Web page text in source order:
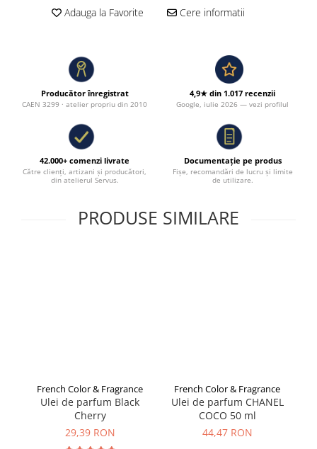
Adauga la Favorite Cere informatii
Producător înregistrat
CAEN 3299 · atelier propriu din 2010
4,9★ din 1.017 recenzii
Google, iulie 2026 — vezi profilul
42.000+ comenzi livrate
Către clienți, artizani și producători,
din atelierul Servus.
Documentație pe produs
Fișe, recomandări de lucru și limite
de utilizare.
PRODUSE SIMILARE
French Color & Fragrance
Ulei de parfum Black
Cherry
29,39 RON
French Color & Fragrance
Ulei de parfum CHANEL
COCO 50 ml
44,47 RON